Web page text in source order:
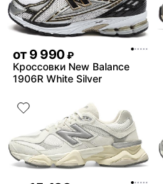
от9 990 ₽
Кроссовки New Balance
1906R White Silver